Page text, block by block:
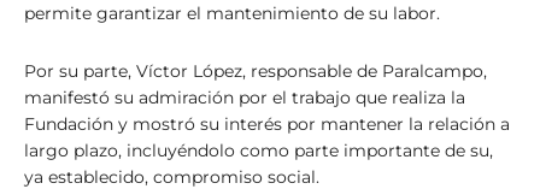
permite garantizar el mantenimiento de su labor.
Por su parte, Víctor López, responsable de Paralcampo,
manifestó su admiración por el trabajo que realiza la
Fundación y mostró su interés por mantener la relación a
largo plazo, incluyéndolo como parte importante de su,
ya establecido, compromiso social.